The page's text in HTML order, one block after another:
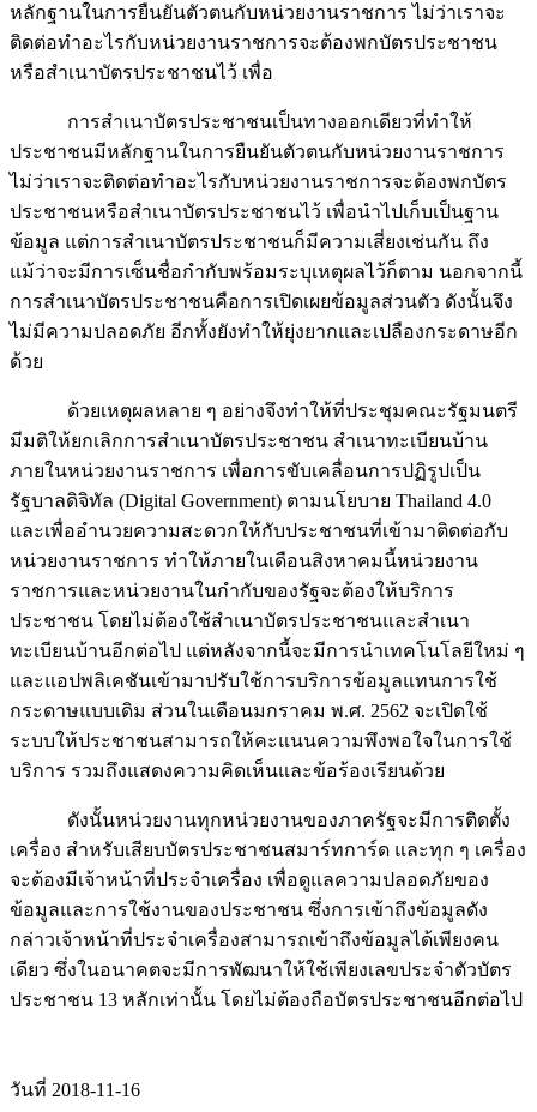
หลักฐานในการยืนยันตัวตนกับหน่วยงานราชการ ไม่ว่าเราจะ
ติดต่อทำอะไรกับหน่วยงานราชการจะต้องพกบัตรประชาชน
หรือสำเนาบัตรประชาชนไว้ เพื่อ
การสำเนาบัตรประชาชนเป็นทางออกเดียวที่ทำให้
ประชาชนมีหลักฐานในการยืนยันตัวตนกับหน่วยงานราชการ
ไม่ว่าเราจะติดต่อทำอะไรกับหน่วยงานราชการจะต้องพกบัตร
ประชาชนหรือสำเนาบัตรประชาชนไว้ เพื่อนำไปเก็บเป็นฐาน
ข้อมูล แต่การสำเนาบัตรประชาชนก็มีความเสี่ยงเช่นกัน ถึง
แม้ว่าจะมีการเซ็นชื่อกำกับพร้อมระบุเหตุผลไว้ก็ตาม นอกจากนี้
การสำเนาบัตรประชาชนคือการเปิดเผยข้อมูลส่วนตัว ดังนั้นจึง
ไม่มีความปลอดภัย อีกทั้งยังทำให้ยุ่งยากและเปลืองกระดาษอีก
ด้วย
ด้วยเหตุผลหลาย ๆ อย่างจึงทำให้ที่ประชุมคณะรัฐมนตรี
มีมติให้ยกเลิกการสำเนาบัตรประชาชน สำเนาทะเบียนบ้าน
ภายในหน่วยงานราชการ เพื่อการขับเคลื่อนการปฏิรูปเป็น
รัฐบาลดิจิทัล (Digital Government) ตามนโยบาย Thailand 4.0
และเพื่ออำนวยความสะดวกให้กับประชาชนที่เข้ามาติดต่อกับ
หน่วยงานราชการ ทำให้ภายในเดือนสิงหาคมนี้หน่วยงาน
ราชการและหน่วยงานในกำกับของรัฐจะต้องให้บริการ
ประชาชน โดยไม่ต้องใช้สำเนาบัตรประชาชนและสำเนา
ทะเบียนบ้านอีกต่อไป แต่หลังจากนี้จะมีการนำเทคโนโลยีใหม่ ๆ
และแอปพลิเคชันเข้ามาปรับใช้การบริการข้อมูลแทนการใช้
กระดาษแบบเดิม ส่วนในเดือนมกราคม พ.ศ. 2562 จะเปิดใช้
ระบบให้ประชาชนสามารถให้คะแนนความพึงพอใจในการใช้
บริการ รวมถึงแสดงความคิดเห็นและข้อร้องเรียนด้วย
ดังนั้นหน่วยงานทุกหน่วยงานของภาครัฐจะมีการติดตั้ง
เครื่อง สำหรับเสียบบัตรประชาชนสมาร์ทการ์ด และทุก ๆ เครื่อง
จะต้องมีเจ้าหน้าที่ประจำเครื่อง เพื่อดูแลความปลอดภัยของ
ข้อมูลและการใช้งานของประชาชน ซึ่งการเข้าถึงข้อมูลดัง
กล่าวเจ้าหน้าที่ประจำเครื่องสามารถเข้าถึงข้อมูลได้เพียงคน
เดียว ซึ่งในอนาคตจะมีการพัฒนาให้ใช้เพียงเลขประจำตัวบัตร
ประชาชน 13 หลักเท่านั้น โดยไม่ต้องถือบัตรประชาชนอีกต่อไป
วันที่ 2018-11-16